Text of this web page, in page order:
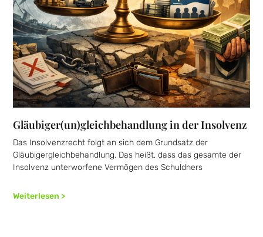
Gläubiger(un)gleichbehandlung in der Insolvenz
Das Insolvenzrecht folgt an sich dem Grundsatz der
Gläubigergleichbehandlung. Das heißt, dass das gesamte der
Insolvenz unterworfene Vermögen des Schuldners
Weiterlesen >